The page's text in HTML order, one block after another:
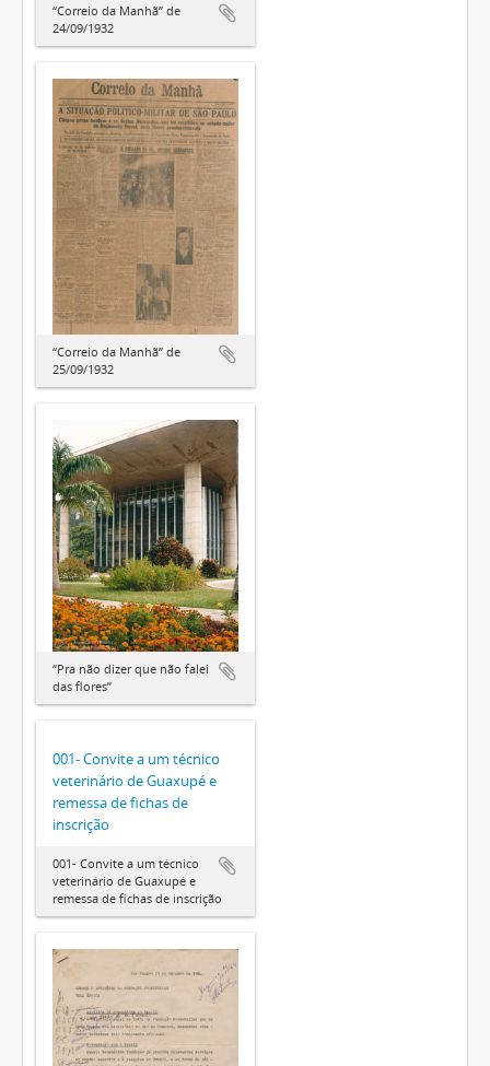
“Correio da Manhã” de
24/09/1932
“Correio da Manhã” de
25/09/1932
“Pra não dizer que não falei
das flores”
001- Convite a um técnico
veterinário de Guaxupé e
remessa de fichas de
inscrição
001- Convite a um técnico
veterinário de Guaxupé e
remessa de fichas de inscrição